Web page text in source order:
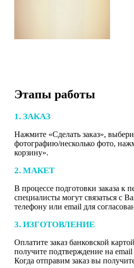
Этапы работы
1. ЗАКАЗ
Нажмите «Сделать заказ»,
фотографию/несколько фото,
корзину».
2. МАКЕТ
В процессе подготовки заказа к
специалисты могут связаться с
телефону или email для
3. ИЗГОТОВЛЕНИЕ
Оплатите заказ банковской
получите подтверждение на email
Когда отправим заказ вы